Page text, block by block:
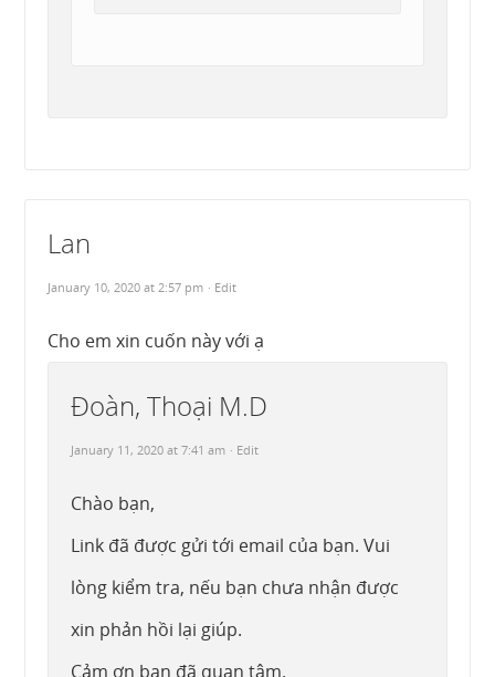
Lan
January 10, 2020 at 2:57 pm · Edit
Cho em xin cuốn này với ạ
Đoàn, Thoại M.D
January 11, 2020 at 7:41 am · Edit
Chào bạn,
Link đã được gửi tới email của bạn. Vui
lòng kiểm tra, nếu bạn chưa nhận được
xin phản hồi lại giúp.
Cảm ơn bạn đã quan tâm.